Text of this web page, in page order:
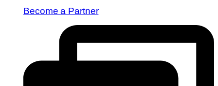
Become a Partner